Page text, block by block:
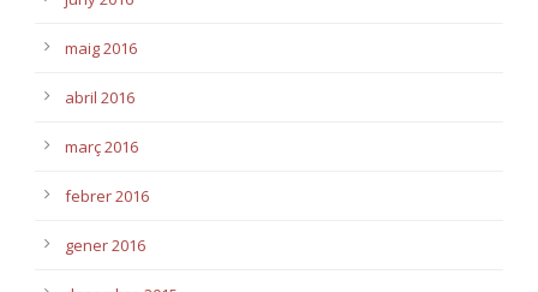
maig 2016
abril 2016
març 2016
febrer 2016
gener 2016